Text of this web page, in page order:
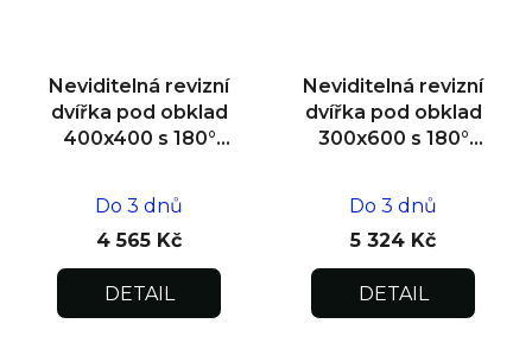
Neviditelná revizní
dvířka pod obklad
400x400 s 180°
Do 3 dnů
4 565 Kč
DETAIL
Neviditelná revizní
dvířka pod obklad
300x600 s 180°
Do 3 dnů
5 324 Kč
DETAIL